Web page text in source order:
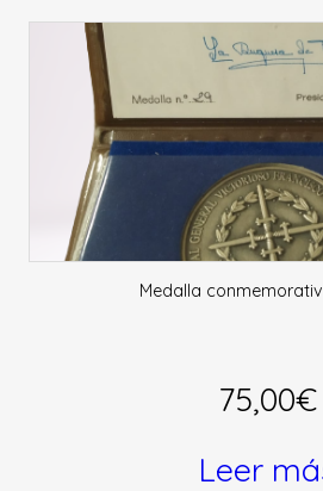
Medalla
75,00€
Leer